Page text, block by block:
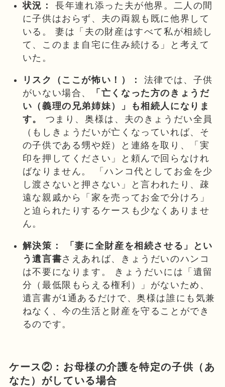
状況：
長年連れ添った夫が他界。二人の間
に子供はおらず、夫の両親も既に他界して
いる。 妻は「夫の財産はすべて私が相続し
て、このまま自宅に住み続ける」と考えて
いた。
リスク（ここが怖い！）：
法律では、子供
がいない場合、
「亡くなった方のきょうだ
い（義理の兄弟姉妹）」も相続人になりま
す。
つまり、奥様は、夫のきょうだい全員
（もしきょうだいが亡くなっていれば、そ
の子供である甥や姪）と連絡を取り、「実
印を押してください」と頼んで回らなけれ
ばなりません。 「ハンコ代としてお金を少
し渡さないと押さない」と言われたり、疎
遠な親戚から「家を売ってお金で分けろ」
と迫られたりするケースも少なくありませ
ん。
解決策：
「妻に全財産を相続させる」とい
う遺言書さえあれば、きょうだいのハンコ
は不要になります。 きょうだいには「遺留
分（最低限もらえる権利）」がないため、
遺言書が1通あるだけで、奥様は誰にも気兼
ねなく、今の生活と財産を守ることができ
るのです。
ケース②：お母様の介護を特定の子供（あ
なた）がしている場合